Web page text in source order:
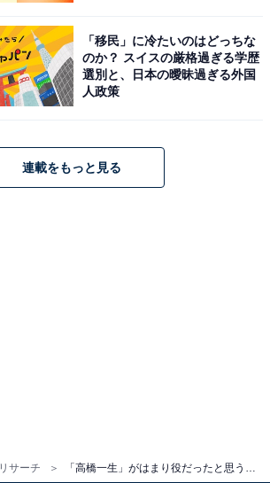
リサーチ 「高橋一生」がはまり役だったと思うドラマランキング！ 3位『民王』、2位『カルテット』、1位は？
「移民」に冷たいのはどっちな
のか？ スイスの厳格過ぎる学歴
選別と、日本の曖昧過ぎる外国
人政策
連載をもっと見る